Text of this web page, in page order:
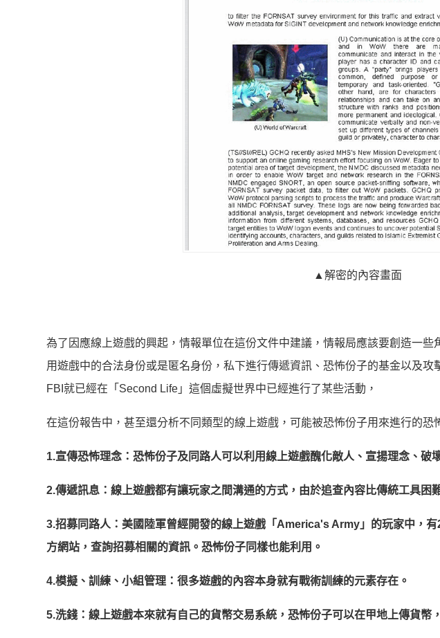
▲解密的內容畫面
為了因應線上遊戲的興起，情報單位在這份文件中建議，情報局應該要創造一些
用遊戲中的合法身份或是匿名身份，私下進行傳遞資訊、恐怖份子的基金以及
FBI就已經在「Second Life」這個虛擬世界中已經進行了某些活動，
在這份報告中，甚至還分析不同類型的線上遊戲，可能被恐怖份子用來進行的恐
1.宣傳恐怖理念：恐怖份子及同路人可以利用線上遊戲醜化敵人、宣揚理念、破
2.傳遞訊息：線上遊戲都有讓玩家之間溝通的方式，由於追查內容比傳統工具困
3.招募同路人：美國陸軍曾經開發的線上遊戲「America's Army」的玩家中，
方網站，查詢招募相關的資訊。恐怖份子同樣也能利用。
4.模擬、訓練、小組管理：很多遊戲的內容本身就有戰術訓練的元素存在。
5.洗錢：線上遊戲本來就有自己的貨幣交易系統，恐怖份子可以在甲地上傳貨幣